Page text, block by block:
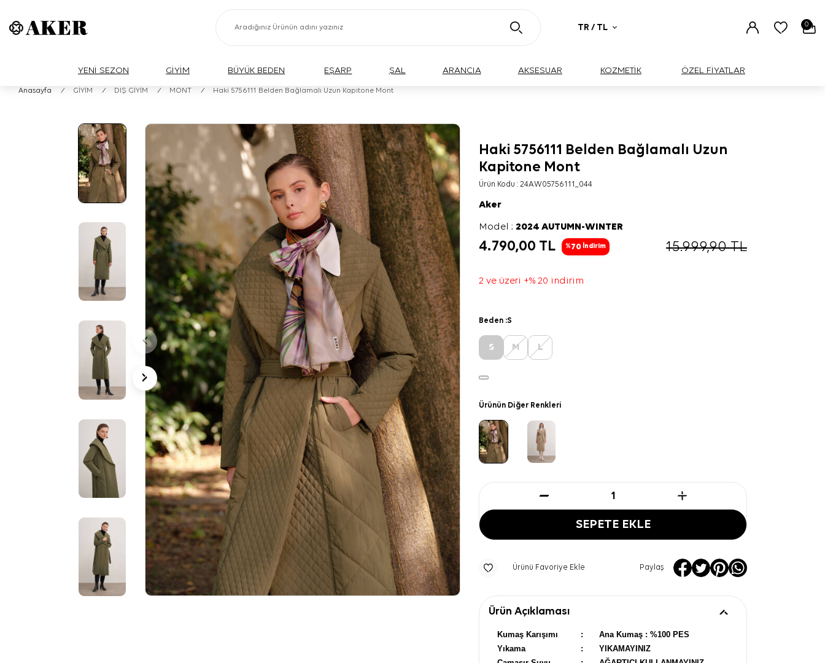
TR / TL 0
YENİ SEZON GİYİM BÜYÜK BEDEN EŞARP ŞAL ARANCIA AKSESUAR KOZMETİK ÖZEL FİYATLAR
Anasayfa / GİYİM / DIŞ GİYİM / MONT / Haki 5756111 Belden Bağlamalı Uzun Kapitone Mont
Haki 5756111 Belden Bağlamalı Uzun
Kapitone Mont
Ürün Kodu :24AW05756111_044
Aker
Model :2024 AUTUMN-WINTER
4.790,00 TL %70 İndirim 15.999,90TL
2 ve üzeri +% 20 indirim
Beden :S
S M L
Ürünün Diğer Renkleri
SEPETE EKLE
Ürünü Favoriye Ekle Paylaş
Ürün Açıklaması
Kumaş Karışımı :
Ana Kumaş : %100 PES
Yıkama
:
YIKAMAYINIZ